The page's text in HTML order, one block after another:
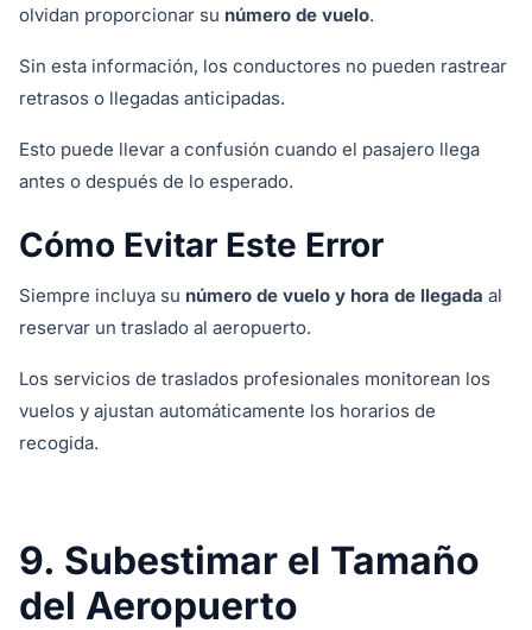
olvidan proporcionar su número de vuelo.
Sin esta información, los conductores no pueden rastrear
retrasos o llegadas anticipadas.
Esto puede llevar a confusión cuando el pasajero llega
antes o después de lo esperado.
Cómo Evitar Este Error
Siempre incluya su número de vuelo y hora de llegada al
reservar un traslado al aeropuerto.
Los servicios de traslados profesionales monitorean los
vuelos y ajustan automáticamente los horarios de
recogida.
9. Subestimar el Tamaño
del Aeropuerto